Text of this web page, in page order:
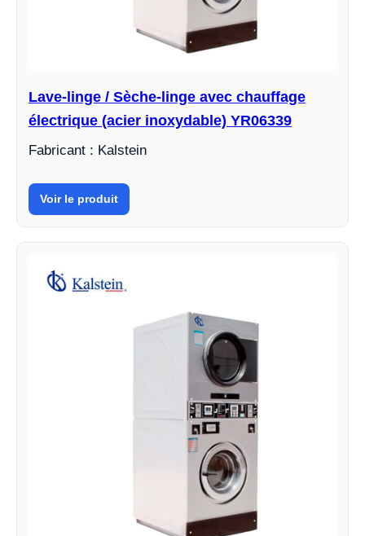
Lave-linge / Sèche-linge avec chauffage
électrique (acier inoxydable) YR06339
Fabricant : Kalstein
Voir le produit